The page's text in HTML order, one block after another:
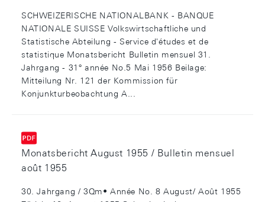
SCHWEIZERISCHE NATIONALBANK - BANQUE
NATIONALE SUISSE Volkswirtschaftliche und
Statistische Abteilung - Service d'études et de
statistique Monatsbericht Bulletin mensuel 31.
Jahrgang - 31° année No.5 Mai 1956 Beilage:
Mitteilung Nr. 121 der Kommission für
Konjunkturbeobachtung A...
Monatsbericht August 1955 / Bulletin mensuel
août 1955
30. Jahrgang / 3Qm• Année No. 8 August/ Août 1955